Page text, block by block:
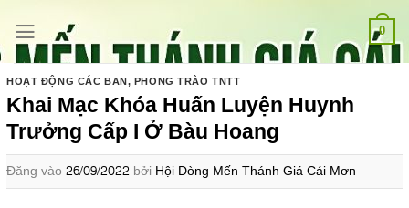
qua
nội
dung
0
HOẠT ĐỘNG CÁC BAN, PHONG TRÀO TNTT
Khai Mạc Khóa Huấn Luyện Huynh
Trưởng Cấp I Ở Bàu Hoang
Đăng vào 26/09/2022 bởi Hội Dòng Mến Thánh Giá Cái Mơn